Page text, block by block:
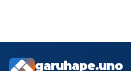
garuhape.uno